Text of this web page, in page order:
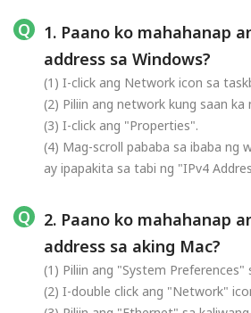
1. Paano ko mahahanap
address sa Windows?
(1) I-click ang Network icon sa
(2) Piliin ang network kung saan ka
(3) I-click ang "Properties".
(4) Mag-scroll pababa sa ibaba ng
ay ipapakita sa tabi ng "IPv4
2. Paano ko mahahanap
address sa aking Mac?
(1) Piliin ang "System Preferences"
(2) I-double click ang "Network"